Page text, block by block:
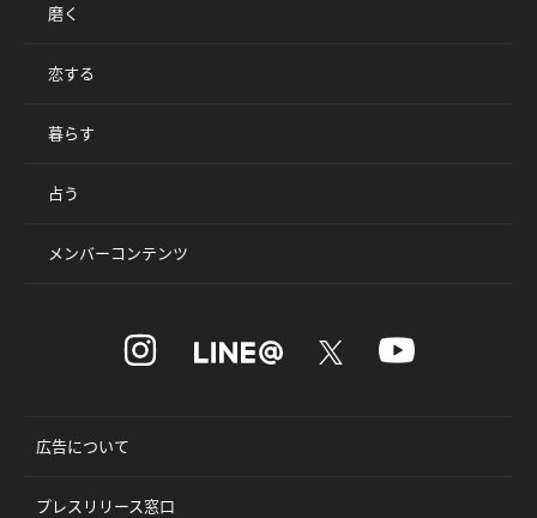
磨く
恋する
暮らす
占う
メンバーコンテンツ
広告について
プレスリリース窓口